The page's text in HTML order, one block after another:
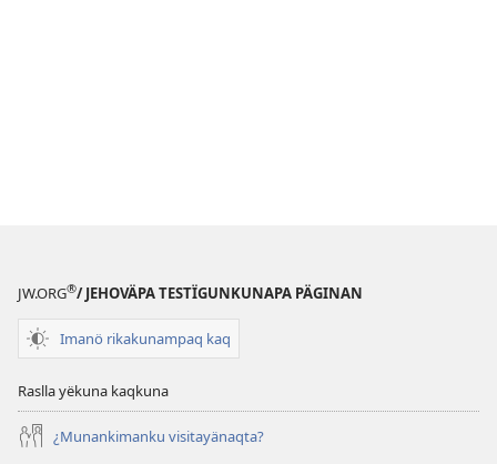
JW.ORG®/ JEHOVÄPA TESTÏGUNKUNAPA PÄGINAN
Imanö rikakunampaq kaq
Raslla yëkuna kaqkuna
¿Munankimanku visitayänaqta?